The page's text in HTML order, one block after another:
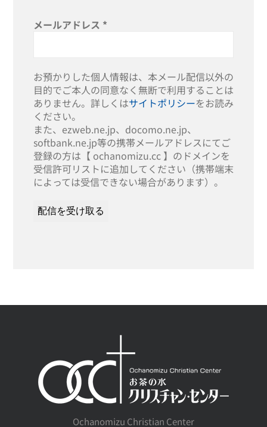
メールアドレス *
お預かりした個人情報は、本メール配信以外の
目的でご本人の同意なく無断で利用することは
ありません。詳しくはサイトポリシーをお読み
ください。
また、ezweb.ne.jp、docomo.ne.jp、
softbank.ne.jp等の携帯メールアドレスにてご
登録の方は【 ochanomizu.cc 】のドメインを
受信許可リストに追加してください（携帯端末
によっては受信できない場合があります）。
Ochanomizu Christian Center